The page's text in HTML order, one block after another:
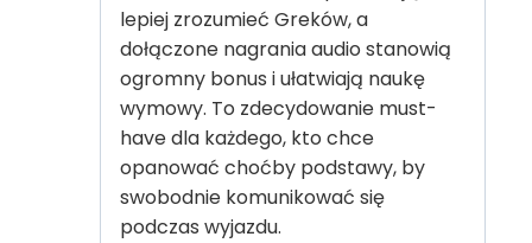
lepiej zrozumieć Greków, a
dołączone nagrania audio stanowią
ogromny bonus i ułatwiają naukę
wymowy. To zdecydowanie must-
have dla każdego, kto chce
opanować choćby podstawy, by
swobodnie komunikować się
podczas wyjazdu.